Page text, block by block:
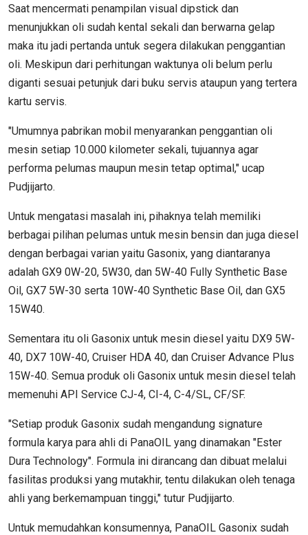
Saat mencermati penampilan visual dipstick dan
menunjukkan oli sudah kental sekali dan berwarna gelap
maka itu jadi pertanda untuk segera dilakukan penggantian
oli. Meskipun dari perhitungan waktunya oli belum perlu
diganti sesuai petunjuk dari buku servis ataupun yang tertera
kartu servis.
"Umumnya pabrikan mobil menyarankan penggantian oli
mesin setiap 10.000 kilometer sekali, tujuannya agar
performa pelumas maupun mesin tetap optimal," ucap
Pudjijarto.
Untuk mengatasi masalah ini, pihaknya telah memiliki
berbagai pilihan pelumas untuk mesin bensin dan juga diesel
dengan berbagai varian yaitu Gasonix, yang diantaranya
adalah GX9 0W-20, 5W30, dan 5W-40 Fully Synthetic Base
Oil, GX7 5W-30 serta 10W-40 Synthetic Base Oil, dan GX5
15W40.
Sementara itu oli Gasonix untuk mesin diesel yaitu DX9 5W-
40, DX7 10W-40, Cruiser HDA 40, dan Cruiser Advance Plus
15W-40. Semua produk oli Gasonix untuk mesin diesel telah
memenuhi API Service CJ-4, CI-4, C-4/SL, CF/SF.
"Setiap produk Gasonix sudah mengandung signature
formula karya para ahli di PanaOIL yang dinamakan "Ester
Dura Technology". Formula ini dirancang dan dibuat melalui
fasilitas produksi yang mutakhir, tentu dilakukan oleh tenaga
ahli yang berkemampuan tinggi," tutur Pudjijarto.
Untuk memudahkan konsumennya, PanaOIL Gasonix sudah